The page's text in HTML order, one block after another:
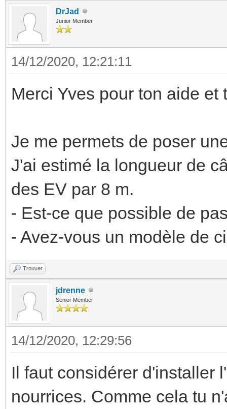
DrJad
Junior Member
14/12/2020, 12:21:11
Merci Yves pour ton aide et
Je me permets de poser
J'ai estimé la longueur de
des EV par 8 m.
- Est-ce que possible de
- Avez-vous un modèle de
Trouver
jdrenne
Senior Member
14/12/2020, 12:29:56
Il faut considérer d'installer
nourrices. Comme cela tu